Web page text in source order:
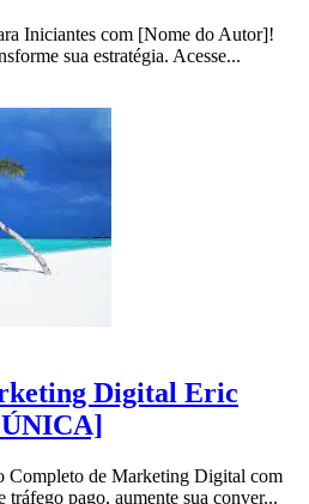
Iniciantes com [Nome do Autor]!
sua estratégia. Acesse...
Digital Eric
Completo de Marketing Digital com
pago, aumente sua conver...